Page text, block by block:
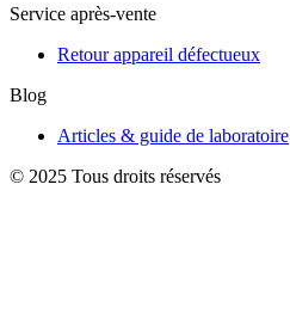
Service après-vente
Retour appareil défectueux
Blog
Articles & guide de laboratoire
© 2025 Tous droits réservés